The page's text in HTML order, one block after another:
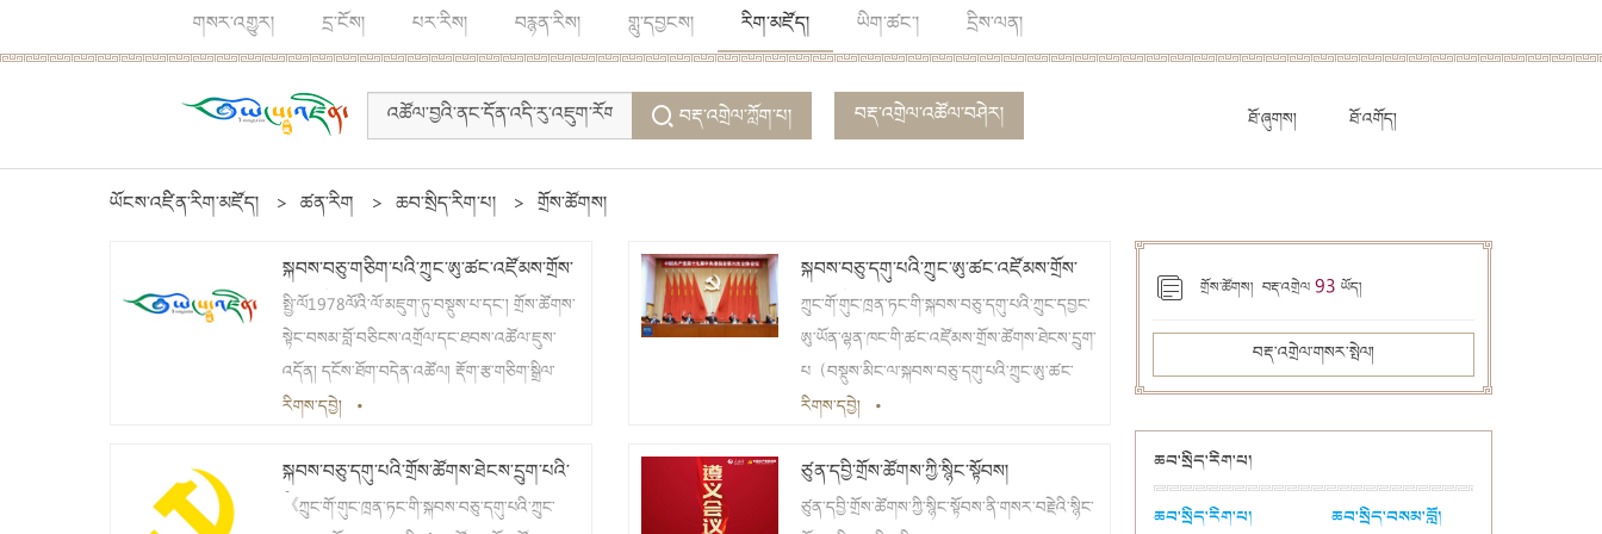
གསར་འགྱུར། དྲ་ངོས། པར་རིས། བརྙན་རིས། གླུ་དབྱངས། རིག་མཛོད། ཡིག་ཚང་། དྲིས་ལན།
ཐོ་ཞུགས། ཐོ་འགོད།
བརྡ་འགྲེལ་ཀློག་པ། བརྡ་འགྲེལ་འཚོལ་བཤེར།
ཡོངས་འཛིན་རིག་མཛོད། > ཚན་རིག > ཆབ་སྲིད་རིག་པ། > གྲོས་ཚོགས།
སྐབས་བཅུ་གཅིག་པའི་ཀྲུང་ཨུ་ཚང་འཛོམས་གྲོས་
ཚོགས་ཐེངས་གསུམ་པ།
སྤྱི་ལོ1978ལོའི་ལོ་མཇུག་ཏུ་བསྡུས་པ་དང་། གྲོས་ཚོགས་
སྟེང་བསམ་བློ་བཅིངས་འགྲོལ་དང་ཐབས་འཚོལ་ཇུས་
འདོན། དངོས་ཐོག་བདེན་འཚོལ། རྡོག་རྩ་གཅིག་སྒྲིལ་
བཅས་ཀྱི་སྒོ་ནས་མདུན་ལ་ལྟ་བའི་མཛུབ་སྟོན་བྱེད་
རིགས་དབྱེ། •
སྐབས་བཅུ་དགུ་པའི་ཀྲུང་ཨུ་ཚང་འཛོམས་གྲོས་
ཚོགས་ཐེངས་དྲུག་པ།
ཀྲུང་གོ་གུང་ཁྲན་ཏང་གི་སྐབས་བཅུ་དགུ་པའི་ཀྲུང་དབྱང་
ཨུ་ཡོན་ལྷན་ཁང་གི་ཚང་འཛོམས་གྲོས་ཚོགས་ཐེངས་དྲུག་
པ（བསྡུས་མིང་ལ་སྐབས་བཅུ་དགུ་པའི་ཀྲུང་ཨུ་ཚང་
འཛོམས་གྲོས་ཚོགས་ཐེངས་དྲུག་པ་ཟེར）སྤྱི་
བར་པེ་ཅིང་དུ་འཚོགས། སྤྱི་ལོ2021ལོའི་ཟླ11པའི་
ཚེས8ཉིན་གྱི་སྔ་དྲོར། ཀྲུང་དབྱང་ཨུ་ཡོན་ལྷན་ཁང་གི་སྤྱི་
རིགས་དབྱེ། •
སྐབས་བཅུ་དགུ་པའི་གྲོས་ཚོགས་ཐེངས་དྲུག་པའི་
སྤྱི་བསྒྲགས།
《ཀྲུང་གོ་གུང་ཁྲན་ཏང་གི་སྐབས་བཅུ་དགུ་པའི་ཀྲུང་
ཙུན་དབྱི་གྲོས་ཚོགས་ཀྱི་སྙིང་སྟོབས།
ཙུན་དབྱི་གྲོས་ཚོགས་ཀྱི་སྙིང་སྟོབས་ནི་གསར་བརྗེའི་སྙིང་
གྲོས་ཚོགས། བརྡ་འགྲེལ 93 ཡོད།
བརྡ་འགྲེལ་གསར་སྤེལ།
ཆབ་སྲིད་རིག་པ།
ཆབ་སྲིད་རིག་པ།
ཆབ་སྲིད་བསམ་བློ།